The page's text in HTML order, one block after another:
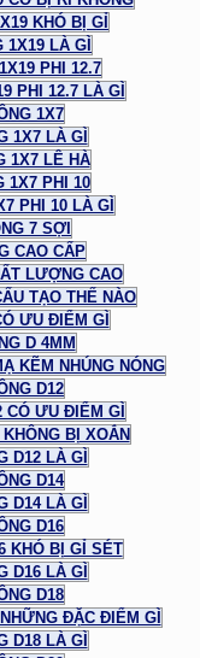
KHÓ BỊ GỈ
1X19 LÀ GÌ
PHI 12.7
PHI 12.7 LÀ GÌ
1X7
1X7 LÀ GÌ
1X7 LÊ HÀ
1X7 PHI 10
PHI 10 LÀ GÌ
7 SỢI
CAO CẤP
LƯỢNG CAO
TẠO THẾ NÀO
ƯU ĐIỂM GÌ
D 4MM
KẼM NHÚNG NÓNG
D12
CÓ ƯU ĐIỂM GÌ
BỊ XOẮN
D12 LÀ GÌ
D14
D14 LÀ GÌ
D16
KHÓ BỊ GỈ SÉT
D16 LÀ GÌ
D18
ĐẶC ĐIỂM GÌ
D18 LÀ GÌ